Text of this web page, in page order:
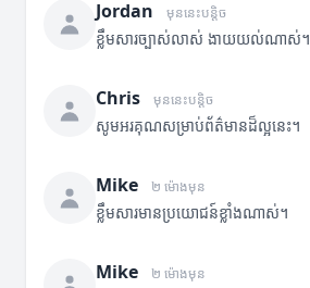
Jordan មុននេះបន្តិច
ខ្លឹមសារច្បាស់លាស់ ងាយយល់ណាស់។
Chris មុននេះបន្តិច
សូមអរគុណសម្រាប់ព័ត៌មានដ៏ល្អនេះ។
Mike ២ ម៉ោងមុន
ខ្លឹមសារមានប្រយោជន៍ខ្លាំងណាស់។
Mike ២ ម៉ោងមុន